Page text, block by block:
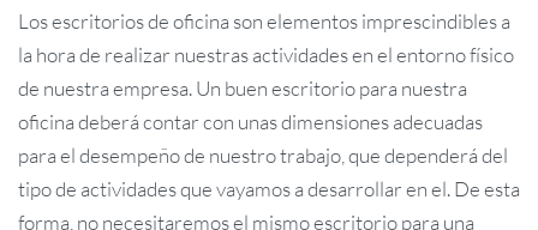
Los escritorios de oficina son elementos imprescindibles a
la hora de realizar nuestras actividades en el entorno físico
de nuestra empresa. Un buen escritorio para nuestra
oficina deberá contar con unas dimensiones adecuadas
para el desempeño de nuestro trabajo, que dependerá del
tipo de actividades que vayamos a desarrollar en el. De esta
forma, no necesitaremos el mismo escritorio para una